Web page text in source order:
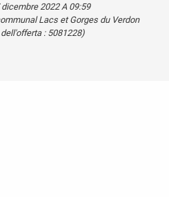
2022 A 09:59
Lacs et Gorges du Verdon
: 5081228)